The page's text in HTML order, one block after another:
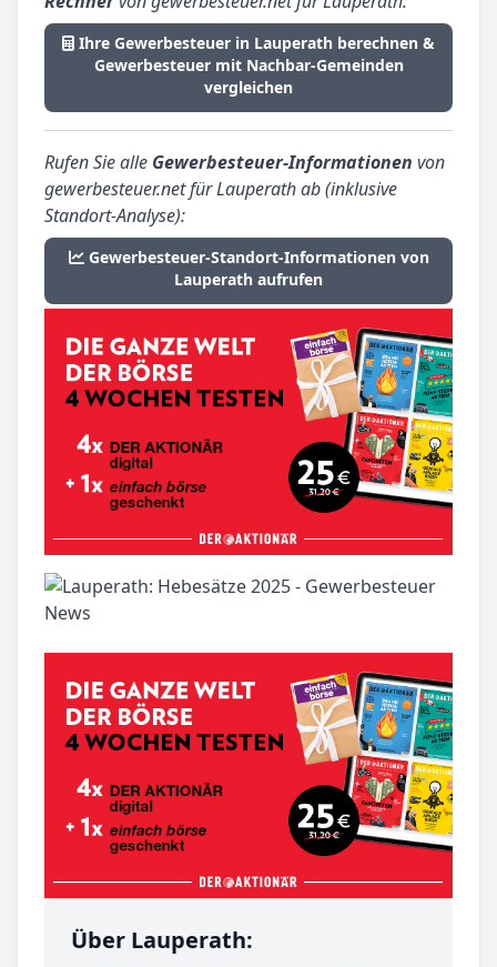
Ihre Gewerbesteuer in Lauperath berechnen &
Gewerbesteuer mit Nachbar-Gemeinden
vergleichen
Rufen Sie alle Gewerbesteuer-Informationen von
gewerbesteuer.net für Lauperath ab (inklusive
Standort-Analyse):
Gewerbesteuer-Standort-Informationen von
Lauperath aufrufen
Über Lauperath: